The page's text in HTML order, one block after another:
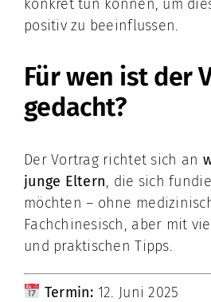
konkret tun können, um
positiv zu beeinflussen.
Für wen ist der
gedacht?
Der Vortrag richtet sich an
junge Eltern, die sich
möchten – ohne
Fachchinesisch, aber mit
und praktischen Tipps.
Termin: 12. Juni 2025